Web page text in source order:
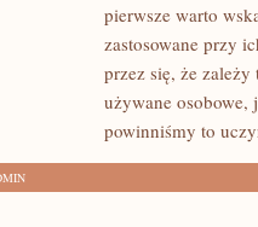
WYKORZYSTYWAĆ
WSZELKICH
WSKAZÓWEK
pierwsze warto
zastosowane przy
przez się, że
używane
powinniśmy to